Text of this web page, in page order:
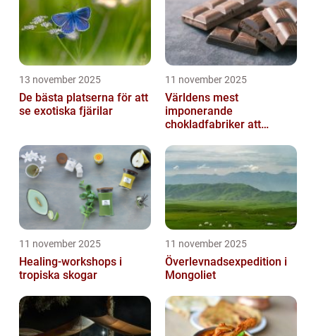
13 november 2025
De bästa platserna för att
se exotiska fjärilar
11 november 2025
Världens mest
imponerande
chokladfabriker att
11 november 2025
Healing-workshops i
tropiska skogar
11 november 2025
Överlevnadsexpedition i
Mongoliet